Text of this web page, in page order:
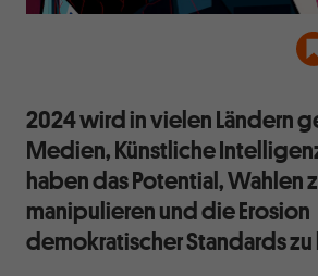
2024 wird in vielen Ländern
Medien, Künstliche
haben das Potential, Wahlen
manipulieren und die Erosion
demokratischer Standards